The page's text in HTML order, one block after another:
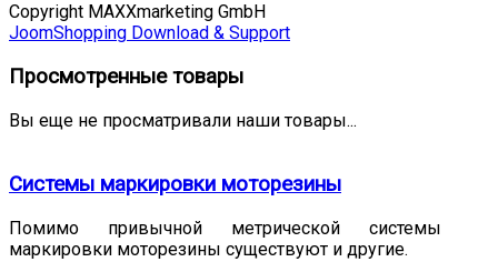
Copyright MAXXmarketing GmbH
JoomShopping Download & Support
Просмотренные товары
Вы еще не просматривали наши товары...
Системы маркировки моторезины
Помимо привычной метрической системы
маркировки моторезины существуют и другие.